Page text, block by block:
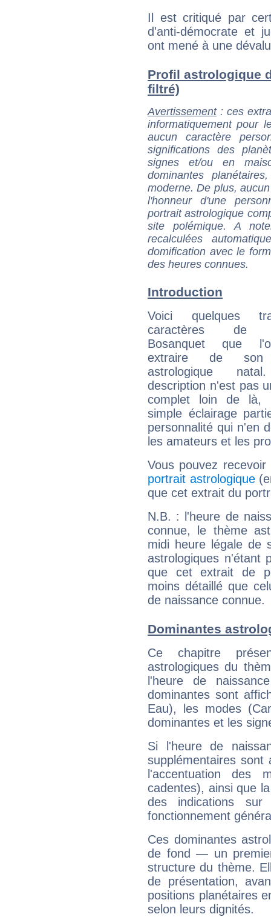
Il est critiqué par
d'anti-démocrate et
ont mené à une
Profil astrologique
filtré)
Avertissement: ces
informatiquement pour
aucun caractère
significations des
signes et/ou en
dominantes
moderne. De plus,
l'honneur d'une
portrait astrologique
site polémique. A
recalculées
domification avec le
des heures connues.
Introduction
Voici quelques
caractères de
Bosanquet que
extraire de son
astrologique
description n'est pas
complet loin de là,
simple éclairage
personnalité qui n'en
les amateurs et les
Vous pouvez
portrait astrologique
que cet extrait du
N.B. : l'heure de
connue, le thème
midi heure légale de
astrologiques n'étant
que cet extrait de
moins détaillé que
de naissance connue.
Dominantes
Ce chapitre
astrologiques du
l'heure de
dominantes sont
Eau), les modes
dominantes et les
Si l'heure de
supplémentaires sont
l'accentuation des
cadentes), ainsi que
des indications sur
fonctionnement
Ces dominantes
de fond — un
structure du thème.
de présentation,
positions planétaires
selon leurs dignités.